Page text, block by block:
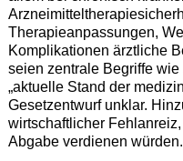
Therapieanpassungen,
Komplikationen ärztliche
seien zentrale Begriffe wie
„aktuelle Stand der
Gesetzentwurf unklar.
wirtschaftlicher
Abgabe verdienen würden.